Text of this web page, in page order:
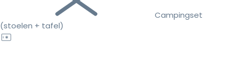
Campingset
(stoelen + tafel)